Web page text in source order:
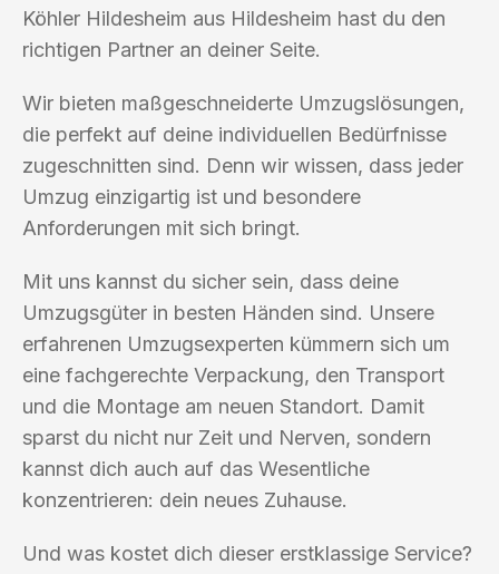
Köhler Hildesheim aus Hildesheim hast du den
richtigen Partner an deiner Seite.
Wir bieten maßgeschneiderte Umzugslösungen,
die perfekt auf deine individuellen Bedürfnisse
zugeschnitten sind. Denn wir wissen, dass jeder
Umzug einzigartig ist und besondere
Anforderungen mit sich bringt.
Mit uns kannst du sicher sein, dass deine
Umzugsgüter in besten Händen sind. Unsere
erfahrenen Umzugsexperten kümmern sich um
eine fachgerechte Verpackung, den Transport
und die Montage am neuen Standort. Damit
sparst du nicht nur Zeit und Nerven, sondern
kannst dich auch auf das Wesentliche
konzentrieren: dein neues Zuhause.
Und was kostet dich dieser erstklassige Service?